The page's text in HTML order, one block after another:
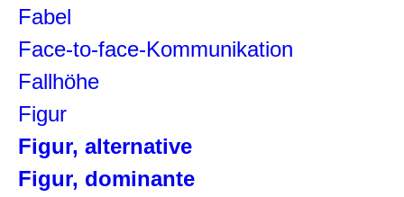
Fabel
Face-to-face-Kommunikation
Fallhöhe
Figur
Figur, alternative
Figur, dominante